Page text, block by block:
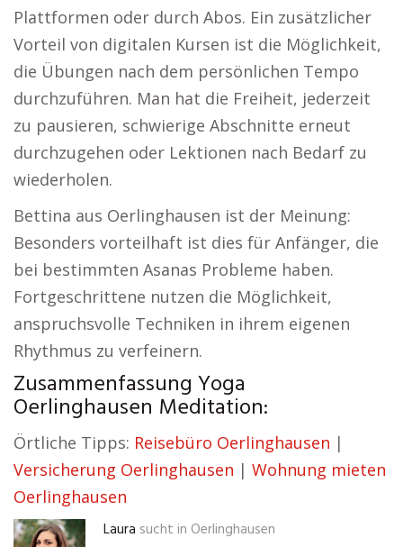
Plattformen oder durch Abos. Ein zusätzlicher
Vorteil von digitalen Kursen ist die Möglichkeit,
die Übungen nach dem persönlichen Tempo
durchzuführen. Man hat die Freiheit, jederzeit
zu pausieren, schwierige Abschnitte erneut
durchzugehen oder Lektionen nach Bedarf zu
wiederholen.
Bettina aus Oerlinghausen ist der Meinung:
Besonders vorteilhaft ist dies für Anfänger, die
bei bestimmten Asanas Probleme haben.
Fortgeschrittene nutzen die Möglichkeit,
anspruchsvolle Techniken in ihrem eigenen
Rhythmus zu verfeinern.
Zusammenfassung Yoga
Oerlinghausen Meditation:
Örtliche Tipps: Reisebüro Oerlinghausen |
Versicherung Oerlinghausen | Wohnung mieten
Oerlinghausen
Laura sucht in Oerlinghausen